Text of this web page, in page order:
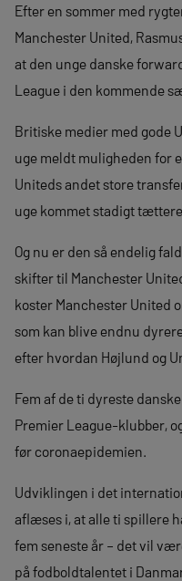
Efter en sommer med
Manchester United,
at den unge danske
League i den kommende
Britiske medier med gode
uge meldt muligheden for
Uniteds andet store
uge kommet stadigt
Og nu er den så endelig
skifter til Manchester
koster Manchester United
som kan blive endnu
efter hvordan Højlund og
Fem af de ti dyreste
Premier League-klubber,
før coronaepidemien.
Udviklingen i det
aflæses i, at alle ti spillere
fem seneste år – det vil
på fodboldtalentet i